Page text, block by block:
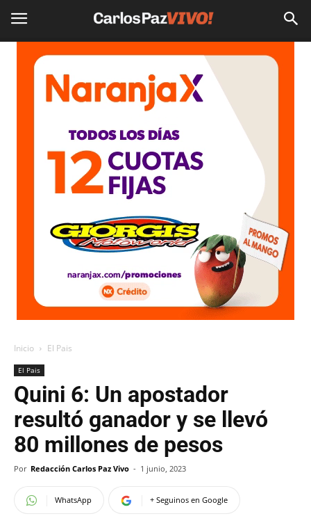
Inicio El Pais
El Pais
Quini 6: Un apostador
resultó ganador y se llevó
80 millones de pesos
Por Redacción Carlos Paz Vivo - 1 junio, 2023
WhatsApp + Seguinos en Google